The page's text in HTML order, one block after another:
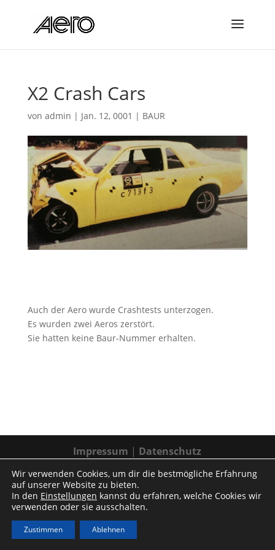
X2 Crash Cars
von admin | Jan. 12, 0001 | BAUR
Auch der Aero wurde Crashtests unterzogen.
Es wurden zwei Aeros zerstört.
Sie hatten keine Baur-Nummer erhalten.
Impressum | Datenschutz
Wir verwenden Cookies, um dir die bestmögliche Erfahrung
auf unserer Website zu bieten.
In den Einstellungen kannst du erfahren, welche Cookies wir
verwenden oder sie ausschalten.
Zustimmen Ablehnen